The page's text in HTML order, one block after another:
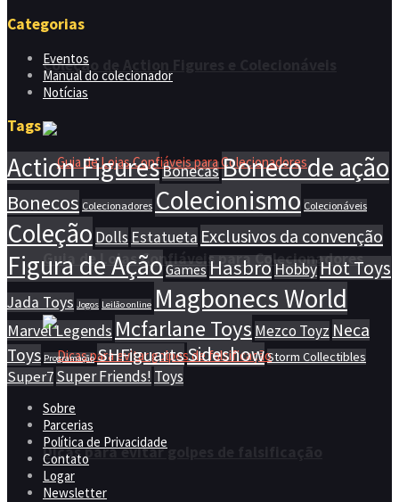
Coleção de Action Figures e Colecionáveis
Guia de Lojas Confiáveis para Colecionadores
Dicas para evitar golpes de falsificação
Categorias
Eventos
Manual do colecionador
Notícias
Tags
Action FiguresBonecasBoneco de ação
Bonecos Colecionadores Colecionismo Colecionáveis
Coleção Dolls Estatueta Exclusivos da convenção
Figura de Ação Games Hasbro Hobby Hot Toys
Jada Toys Jogos Leilão online Magbonecs World
Marvel Legends Mcfarlane Toys Mezco Toyz Neca
Toys Programação SHFiguartsSideshowStorm Collectibles
Super7Super Friends! Toys
Sobre
Parcerias
Política de Privacidade
Contato
Logar
Newsletter